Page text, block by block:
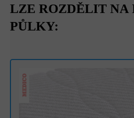
LZE ROZDĚLIT NA
PŮLKY: